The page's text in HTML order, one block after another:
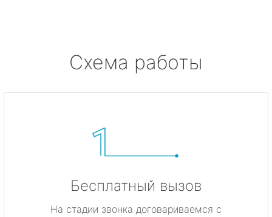
Схема работы
Бесплатный вызов
На стадии звонка договариваемся с